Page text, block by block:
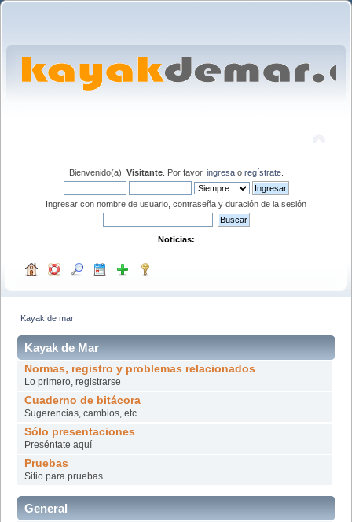
Bienvenido(a), Visitante. Por favor, ingresao regístrate.
Ingresar con nombre de usuario, contraseña y duración de la sesión
Noticias:
Kayak de mar
Kayak de Mar
Normas, registro y problemas relacionados
Lo primero, registrarse
Cuaderno de bitácora
Sugerencias, cambios, etc
Sólo presentaciones
Preséntate aquí
Pruebas
Sitio para pruebas...
General